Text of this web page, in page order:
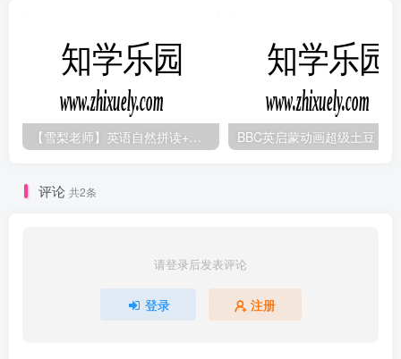
【雪梨老师】英语自然拼读+音标+发音规则（精品课三合一）
评论 共2条
请登录后发表评论
登录 注册